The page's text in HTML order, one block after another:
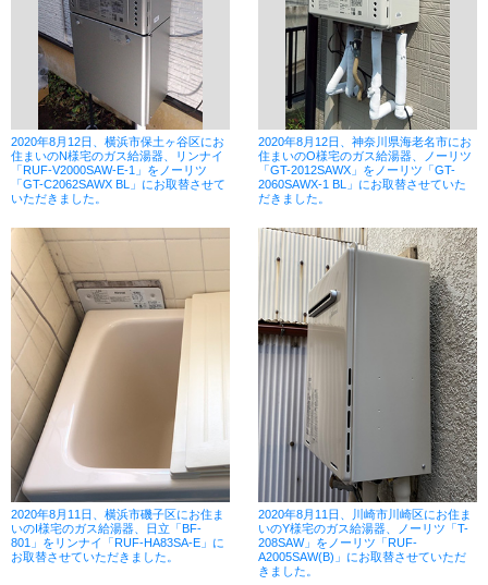
2020年8月12日、横浜市保土ヶ谷区にお
住まいのN様宅のガス給湯器、リンナイ
「RUF-V2000SAW-E-1」をノーリツ
「GT-C2062SAWX BL」にお取替させて
いただきました。
2020年8月12日、神奈川県海老名市にお
住まいのO様宅のガス給湯器、ノーリツ
「GT-2012SAWX」をノーリツ「GT-
2060SAWX-1 BL」にお取替させていた
だきました。
2020年8月11日、横浜市磯子区にお住ま
いのI様宅のガス給湯器、日立「BF-
801」をリンナイ「RUF-HA83SA-E」に
お取替させていただきました。
2020年8月11日、川崎市川崎区にお住ま
いのY様宅のガス給湯器、ノーリツ「T-
208SAW」をノーリツ「RUF-
A2005SAW(B)」にお取替させていただ
きました。